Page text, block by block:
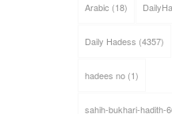
Arabic (18)
Daily Hadess (4357)
hadees no(1)
sahih-bukhari-hadith-